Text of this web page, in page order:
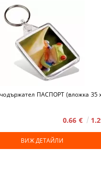
ПАСПОРТ (вложка 35
0.66 €
ВИЖ ДЕТАЙЛИ